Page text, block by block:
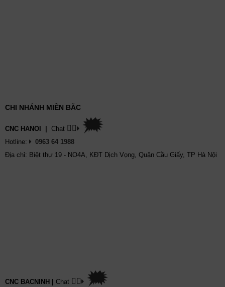
CHI NHÁNH MIỀN BẮC
CNC HANOI Chat 👉🏽 🗯
Hotline:
0963 64 1988
Địa chỉ: Biệt thự 19 - NO4A, KĐT Dịch Vọng, Quận Cầu Giấy, TP Hà Nội
CNC BACNINH Chat 👉🏽 🗯